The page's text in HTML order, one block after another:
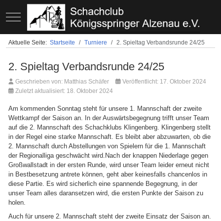
Mobile Menu Toggle
Aktuelle Seite: Startseite Turniere 2. Spieltag Verbandsrunde 24/25
2. Spieltag Verbandsrunde 24/25
Geschrieben von: Matthias Schäfer
Veröffentlicht: 17. Oktober 2024
Zuletzt aktualisiert: 18. Oktober 2024
Am kommenden Sonntag steht für unsere 1. Mannschaft der zweite
Wettkampf der Saison an. In der Auswärtsbegegnung trifft unser Team
auf die 2. Mannschaft des Schachklubs Klingenberg. Klingenberg stellt
in der Regel eine starke Mannschaft. Es bleibt aber abzuwarten, ob die
2. Mannschaft durch Abstellungen von Spielern für die 1. Mannschaft
der Regionalliga geschwächt wird.Nach der knappen Niederlage gegen
Großwallstadt in der ersten Runde, wird unser Team leider erneut nicht
in Bestbesetzung antrete können, geht aber keinesfalls chancenlos in
diese Partie. Es wird sicherlich eine spannende Begegnung, in der
unser Team alles daransetzen wird, die ersten Punkte der Saison zu
holen.
Auch für unsere 2. Mannschaft steht der zweite Einsatz der Saison an.